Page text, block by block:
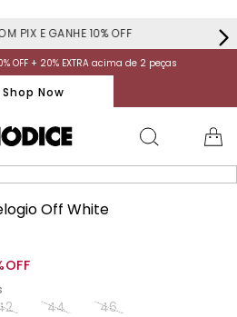
PIX E GANHE 10% OFF
OFF + 20% EXTRA acima de 2 peças
Shop Now
Off White
OFF
44 46